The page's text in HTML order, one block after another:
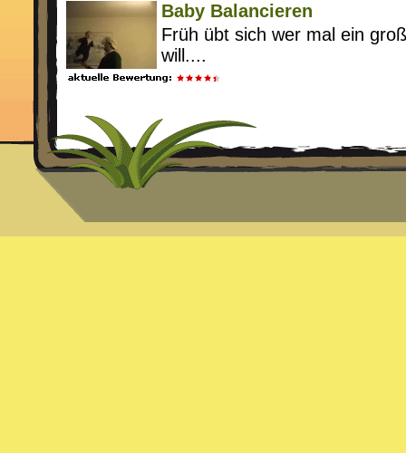
Baby Balancieren
Früh übt sich wer mal ein
will....